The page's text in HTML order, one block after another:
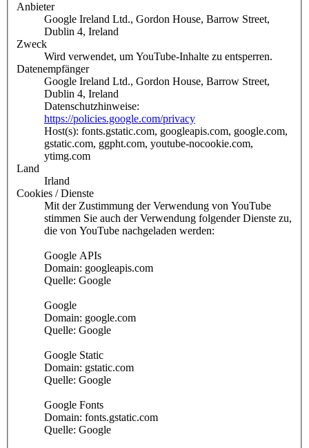
Anbieter
Google Ireland Ltd., Gordon House, Barrow Street,
Dublin 4, Ireland
Zweck
Wird verwendet, um YouTube-Inhalte zu entsperren.
Datenempfänger
Google Ireland Ltd., Gordon House, Barrow Street,
Dublin 4, Ireland
Datenschutzhinweise:
https://policies.google.com/privacy
Host(s): fonts.gstatic.com, googleapis.com, google.com,
gstatic.com, ggpht.com, youtube-nocookie.com,
ytimg.com
Land
Irland
Cookies / Dienste
Mit der Zustimmung der Verwendung von YouTube
stimmen Sie auch der Verwendung folgender Dienste zu,
die von YouTube nachgeladen werden:
Google APIs
Domain: googleapis.com
Quelle: Google
Google
Domain: google.com
Quelle: Google
Google Static
Domain: gstatic.com
Quelle: Google
Google Fonts
Domain: fonts.gstatic.com
Quelle: Google